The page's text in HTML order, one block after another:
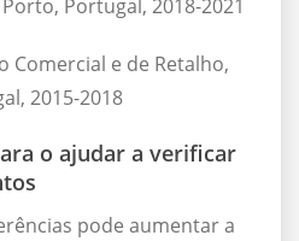
Portugal, 2018-2021
Comercial e de Retalho,
2015-2018
o ajudar a verificar
pode aumentar a